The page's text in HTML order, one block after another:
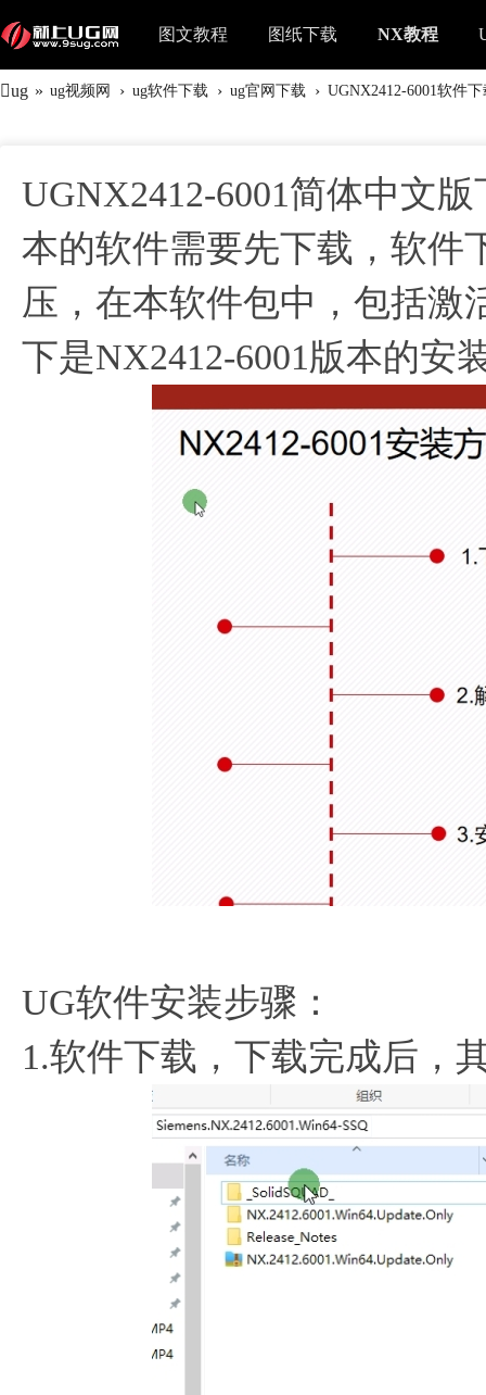
图文教程 图纸下载 NX教程
ug » ug视频网 › ug软件下载 › ug官网下载 › UGNX2412-6001软件下
UGNX2412-6001简体中文
本的软件需要先下载，软件
压，在本软件包中，包括激
下是NX2412-6001版本的安
UG软件安装步骤：
1.软件下载，下载完成后，